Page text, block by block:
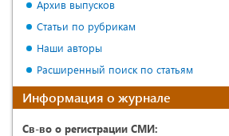
Архив выпусков
Статьи по рубрикам
Наши авторы
Расширенный поиск по статьям
Информация о журнале
Св-во о регистрации СМИ: